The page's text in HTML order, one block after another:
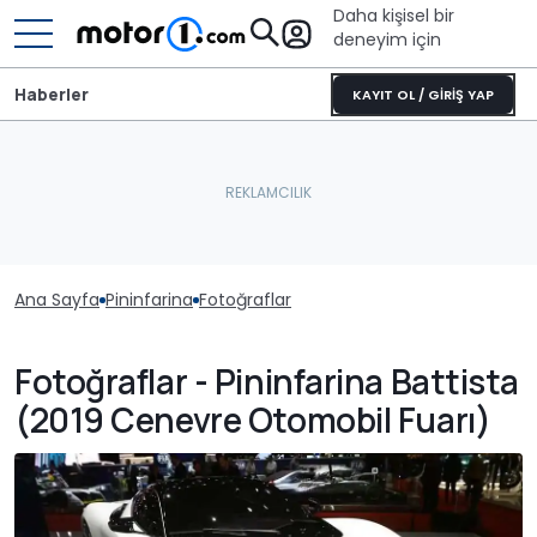
Daha kişisel bir
deneyim için
KAYIT OL / GİRİŞ YAP
Haberler
Ana Sayfa Pininfarina Fotoğraflar
Fotoğraflar - Pininfarina Battista
(2019 Cenevre Otomobil Fuarı)